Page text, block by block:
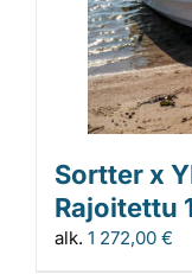
Sortter x
Rajoitettu
alk. 1 272,00 €